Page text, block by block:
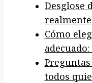
Desglose
Cómo
todos